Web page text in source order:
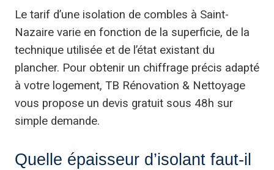
Le tarif d’une isolation de combles à Saint-
Nazaire varie en fonction de la superficie, de la
technique utilisée et de l’état existant du
plancher. Pour obtenir un chiffrage précis adapté
à votre logement, TB Rénovation & Nettoyage
vous propose un devis gratuit sous 48h sur
simple demande.
Quelle épaisseur d’isolant faut-il